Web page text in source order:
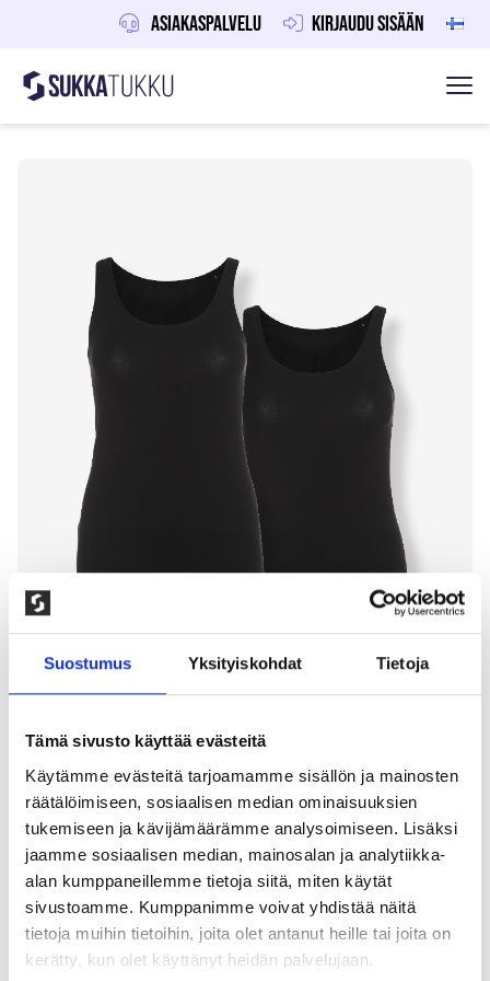
Suostumus Yksityiskohdat Tietoja
Tämä sivusto käyttää evästeitä
Käytämme evästeitä tarjoamamme sisällön ja mainosten
räätälöimiseen, sosiaalisen median ominaisuuksien
tukemiseen ja kävijämäärämme analysoimiseen. Lisäksi
jaamme sosiaalisen median, mainosalan ja analytiikka-
alan kumppaneillemme tietoja siitä, miten käytät
sivustoamme. Kumppanimme voivat yhdistää näitä
tietoja muihin tietoihin, joita olet antanut heille tai joita on
kerätty, kun olet käyttänyt heidän palvelujaan.
Asiakaspalvelu Kirjaudu sisään
Hoppa till innehåll
Sukkatukku
2-PAKKAUS HIHATON PAITA 2 X
MUSTA, NAISET
200,00kr
Vartalonmyötäinen naisten toppi. Miellyttävä paita
joustavasta ja pehmeästä single jersey puuvillasta.